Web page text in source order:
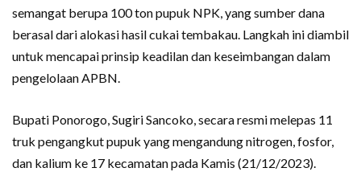
semangat berupa 100 ton pupuk NPK, yang sumber dana
berasal dari alokasi hasil cukai tembakau. Langkah ini diambil
untuk mencapai prinsip keadilan dan keseimbangan dalam
pengelolaan APBN.
Bupati Ponorogo, Sugiri Sancoko, secara resmi melepas 11
truk pengangkut pupuk yang mengandung nitrogen, fosfor,
dan kalium ke 17 kecamatan pada Kamis (21/12/2023).